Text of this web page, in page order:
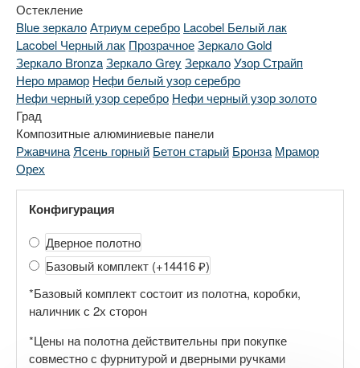
Остекление
Blue зеркалоАтриум серебро Lacobel Белый лак
Lacobel Черный лак ПрозрачноеЗеркало Gold
Зеркало BronzaЗеркало Grey ЗеркалоУзор Страйп
Неро мрамор Нефи белый узор серебро
Нефи черный узор серебро Нефи черный узор золото
Град
Композитные алюминиевые панели
Ржавчина Ясень горный Бетон старый Бронза Мрамор
Орех
Конфигурация
Дверное полотно
Базовый комплект (+14416 ₽)
*Базовый комплект состоит из полотна, коробки,
наличник с 2х сторон
*Цены на полотна действительны при покупке
совместно с фурнитурой и дверными ручками